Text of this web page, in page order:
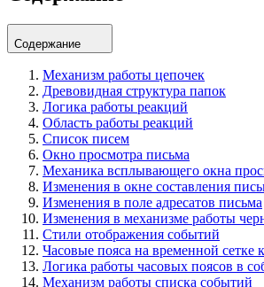
Содержание
Механизм работы цепочек
Древовидная структура папок
Логика работы реакций
Область работы реакций
Список писем
Окно просмотра письма
Механика всплывающего окна
Изменения в окне составления
Изменения в поле адресатов письма
Изменения в механизме работы
Стили отображения событий
Часовые пояса на временной сетке
Логика работы часовых поясов в
Механизм работы списка событий